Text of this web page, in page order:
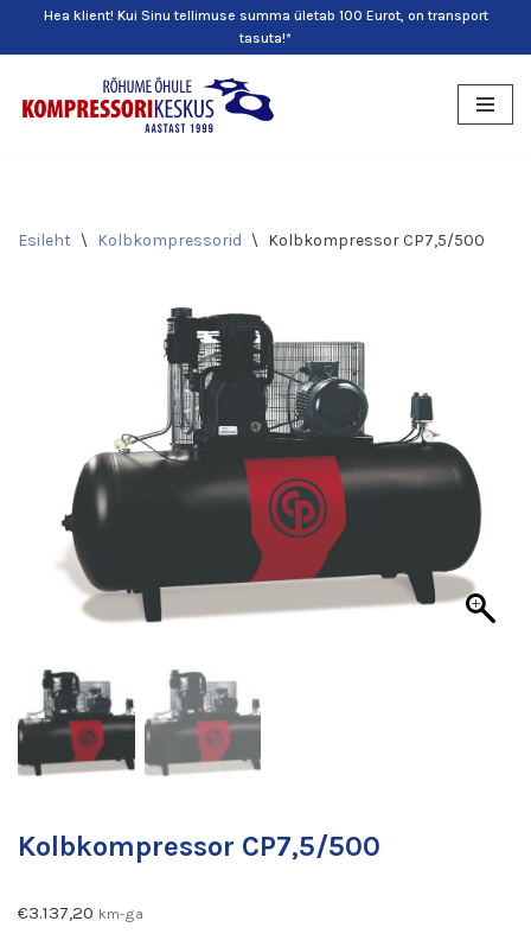
content
Hea klient! Kui Sinu tellimuse summa ületab 100 Eurot, on transport
tasuta!*
Esileht \ Kolbkompressorid \ Kolbkompressor CP7,5/500
Kolbkompressor CP7,5/500
€3.137,20 km-ga